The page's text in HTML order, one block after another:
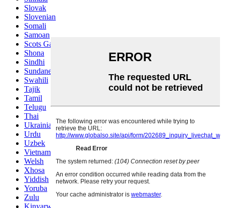
Slovak
Slovenian
Somali
Samoan
Scots Gaelic
Shona
Sindhi
Sundanese
Swahili
Tajik
Tamil
Telugu
Thai
Ukrainian
Urdu
Uzbek
Vietnamese
Welsh
Xhosa
Yiddish
Yoruba
Zulu